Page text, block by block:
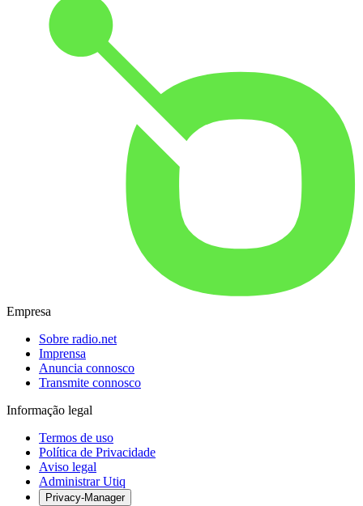
Empresa
Sobre radio.net
Imprensa
Anuncia connosco
Transmite connosco
Informação legal
Termos de uso
Política de Privacidade
Aviso legal
Administrar Utiq
Privacy-Manager